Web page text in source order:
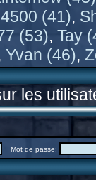
(41),
(53), Tay
Yvan (46),
les
Mot de passe: